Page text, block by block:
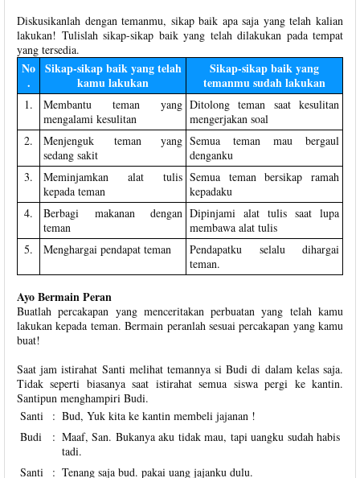
Diskusikanlah dengan temanmu, sikap baik apa saja yang telah kalian
lakukan! Tulislah sikap-sikap baik yang telah dilakukan pada tempat
yang tersedia.
No
.
Sikap-sikap baik yang telah
kamu lakukan
Sikap-sikap baik yang
temanmu sudah lakukan
1.
Membantu teman yang
mengalami kesulitan
Ditolong teman saat kesulitan
mengerjakan soal
2.
Menjenguk teman yang
sedang sakit
Semua teman mau bergaul
denganku
3.
Meminjamkan alat tulis
kepada teman
Semua teman bersikap ramah
kepadaku
4.
Berbagi makanan dengan
teman
Dipinjami alat tulis saat lupa
membawa alat tulis
5.
Menghargai pendapat teman
Pendapatku selalu dihargai
teman.
Ayo Bermain Peran
Buatlah percakapan yang menceritakan perbuatan yang telah kamu
lakukan kepada teman. Bermain peranlah sesuai percakapan yang kamu
buat!
Saat jam istirahat Santi melihat temannya si Budi di dalam kelas saja.
Tidak seperti biasanya saat istirahat semua siswa pergi ke kantin.
Santipun menghampiri Budi.
Santi
: Bud, Yuk kita ke kantin membeli jajanan !
Budi
: Maaf, San. Bukanya aku tidak mau, tapi uangku sudah habis
tadi.
Santi
: Tenang saja bud. pakai uang jajanku dulu.